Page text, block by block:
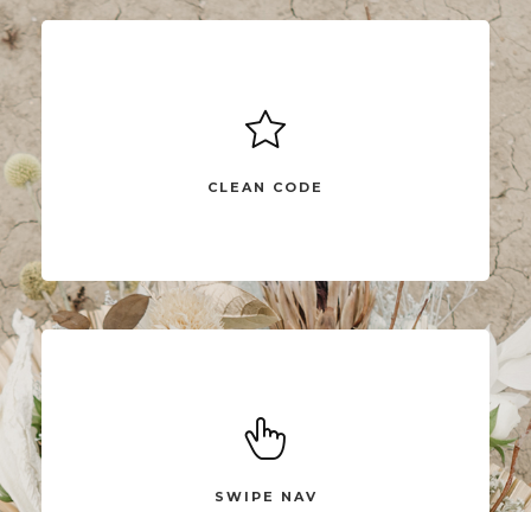
CLEAN CODE
CLEAN CODE
Compellingly reinvent 24/365 schemas rather than enterprise
SWIPE NAV
SWIPE NAV
Compellingly reinvent 24/365 schemas rather than enterprise